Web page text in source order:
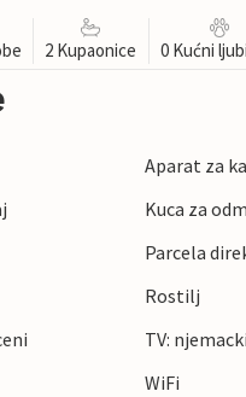
2 Kupaonice 0 Kućni
Aparat za
Kuca za
Parcela
Rostilj
TV:
WiFi